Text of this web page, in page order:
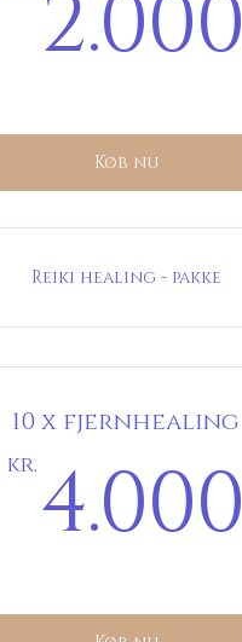
2.000
Køb nu
Reiki healing - pakke
10 x fjernhealing
kr. 4.000